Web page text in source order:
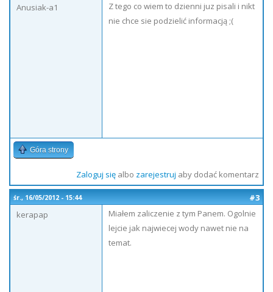
Anusiak-a1
Z tego co wiem to dzienni juz pisali i nikt
nie chce sie podzielić informacją ;(
Góra strony
Zaloguj sięalbo zarejestruj aby dodać komentarz
śr., 16/05/2012 - 15:44
#3
kerapap
Miałem zaliczenie z tym Panem. Ogolnie
lejcie jak najwiecej wody nawet nie na
temat.